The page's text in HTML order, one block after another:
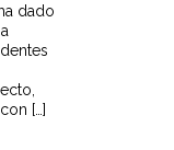
dado
[…]